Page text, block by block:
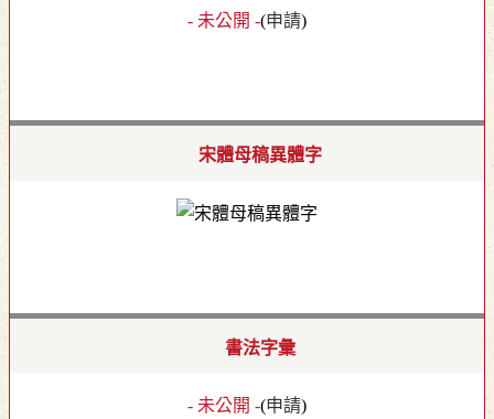
- 未公開 -(申請)
宋體母稿異體字
書法字彙
- 未公開 -(申請)